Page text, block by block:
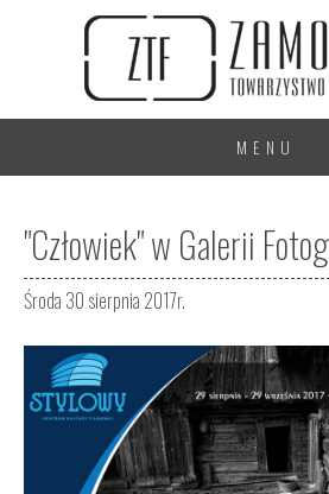
MENU
"Człowiek" w Galerii
Środa 30 sierpnia 2017r.